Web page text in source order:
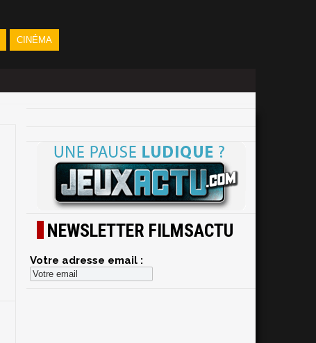
CINÉMA
NEWSLETTER FILMSACTU
Votre adresse email :